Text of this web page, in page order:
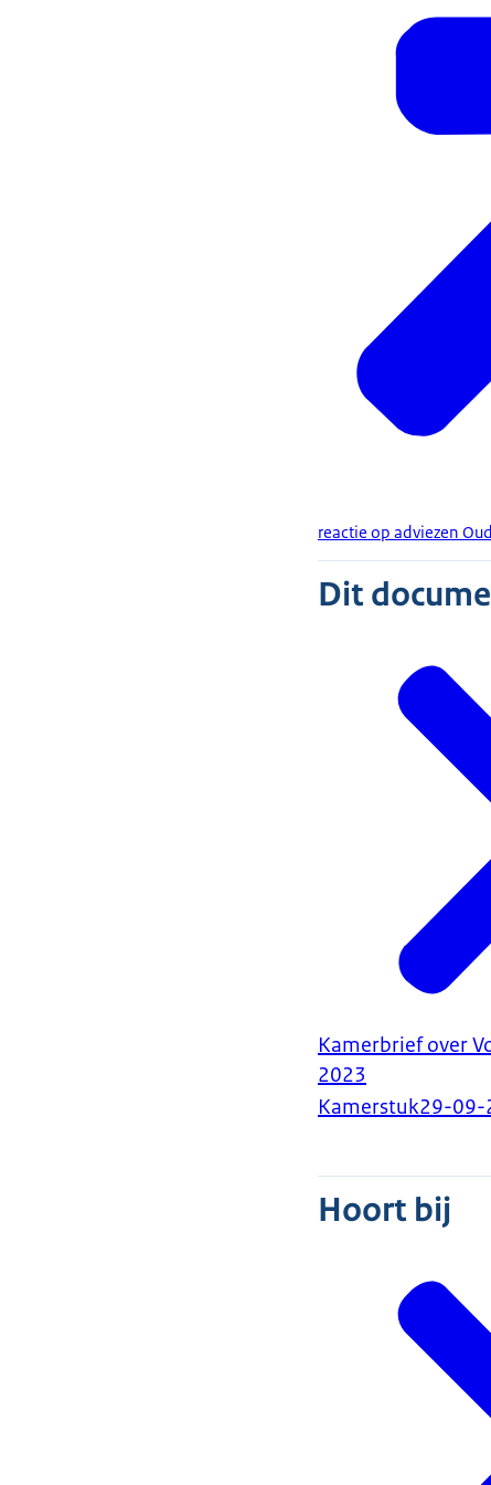
reactie op adviezen
Dit
Kamerbrief over
2023
Kamerstuk29-09-
Hoort bij